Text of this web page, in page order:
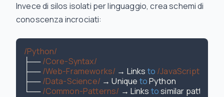
Invece di silos isolati per linguaggio, crea schemi di
conoscenza incrociati:
/Python/
├── /Core-Syntax/
├── /Web-Frameworks/ → Links to /JavaScript/
├── /Data-Science/ → Unique to Python
└── /Common-Patterns/ → Links to similar patterns